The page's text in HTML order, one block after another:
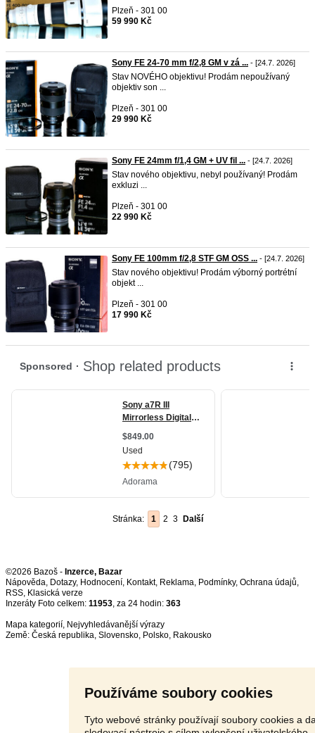
Používáme soubory cookies
Tyto webové stránky používají soubory cookies a
Plzeň - 301 00
59 990 Kč
Sony FE 24-70 mm f/2,8 GM v zá ... - [24.7. 2026]
Stav NOVÉHO objektivu! Prodám nepoužívaný
objektiv son ...
Plzeň - 301 00
29 990 Kč
Sony FE 24mm f/1,4 GM + UV fil ... - [24.7. 2026]
Stav nového objektivu, nebyl používaný! Prodám
exkluzi ...
Plzeň - 301 00
22 990 Kč
Sony FE 100mm f/2,8 STF GM OSS ... - [24.7. 2026]
Stav nového objektivu! Prodám výborný portrétní
objekt ...
Plzeň - 301 00
17 990 Kč
Stránka: 1 2 3 Další
©2026 Bazoš - Inzerce, Bazar
Nápověda, Dotazy, Hodnocení, Kontakt, Reklama, Podmínky, Ochrana údajů,
RSS,
Inzeráty Foto celkem: 11953, za 24 hodin: 363
Mapa kategorií, Nejvyhledávanější výrazy
Země: Česká republika, Slovensko, Polsko, Rakousko